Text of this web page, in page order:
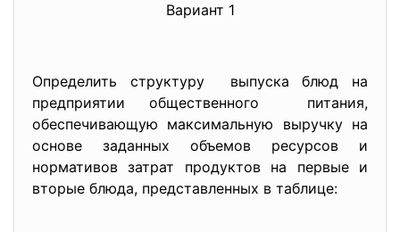
Вариант 1
Определить структуру выпуска блюд на
предприятии общественного питания,
обеспечивающую максимальную выручку на
основе заданных объемов ресурсов и
нормативов затрат продуктов на первые и
вторые блюда, представленных в таблице: